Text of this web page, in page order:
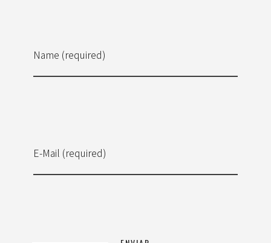
Name (required)
E-Mail (required)